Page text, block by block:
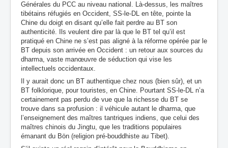
Générales du PCC au niveau national. Là-dessus, les maîtres
tibétains réfugiés en Occident, SS-le-DL en tête, pointe la
Chine du doigt en disant qu’elle fait perdre au BT son
authenticité. Ils veulent dire par là que le BT tel qu’il est
pratiqué en Chine ne s’est pas aligné à la réforme opérée par le
BT depuis son arrivée en Occident : un retour aux sources du
dharma, vaste manœuvre de séduction qui vise les
intellectuels occidentaux.
Il y aurait donc un BT authentique chez nous (bien sûr), et un
BT folklorique, pour touristes, en Chine. Pourtant SS-le-DL n’a
certainement pas perdu de vue que la richesse du BT se
trouve dans sa profusion : il véhicule autant le dharma, que
l’enseignement des maîtres tantriques indiens, que celui des
maîtres chinois du Jingtu, que les traditions populaires
émanant du Bön (religion pré-bouddhiste au Tibet).